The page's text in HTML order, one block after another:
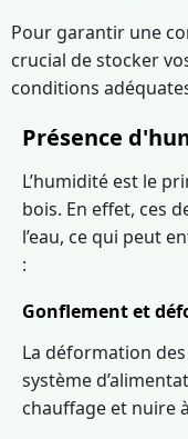
Pour garantir une
crucial de stocker
conditions
Présence
L’humidité est le
bois. En effet, ces
l’eau, ce qui peut
:
Gonflement et
La déformation
système
chauffage et nuire